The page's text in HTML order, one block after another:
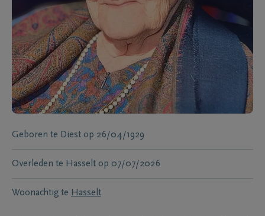
Geboren te Diest op 26/04/1929
Overleden te Hasselt op 07/07/2026
Woonachtig te Hasselt